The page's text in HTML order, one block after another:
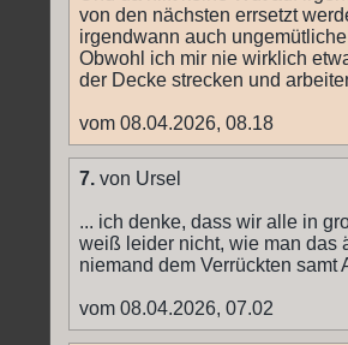
von den nächsten errsetzt
irgendwann auch
Obwohl ich mir nie wirklich
der Decke strecken und
vom 08.04.2026, 08.18
7. von Ursel
... ich denke, dass wir alle in
weiß leider nicht, wie man das
niemand dem Verrückten
vom 08.04.2026, 07.02